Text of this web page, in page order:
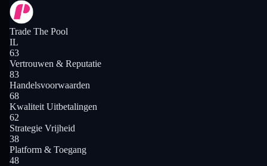
Trade The Pool
IL
63
Vertrouwen & Reputatie
83
Handelsvoorwaarden
68
Kwaliteit Uitbetalingen
62
Strategie Vrijheid
38
Platform & Toegang
48